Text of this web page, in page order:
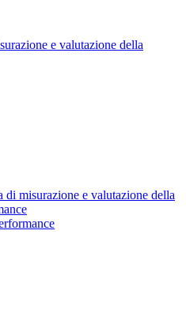
e valutazione della
di misurazione e valutazione della